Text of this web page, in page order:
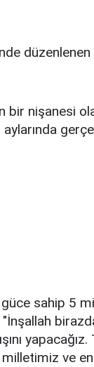
düzenlenen
bir nişanesi
aylarında
sahip 5
"İnşallah
milletimiz ve